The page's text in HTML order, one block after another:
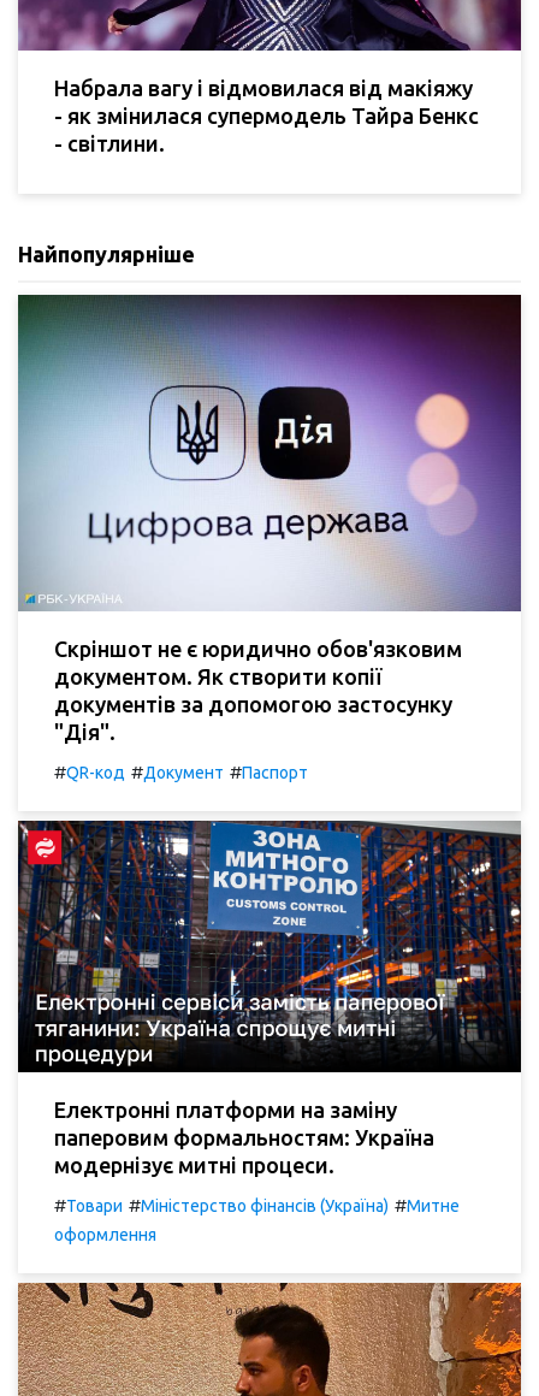
Набрала вагу і відмовилася від макіяжу
- як змінилася супермодель Тайра Бенкс
- світлини.
Найпопулярніше
Скріншот не є юридично обов'язковим
документом. Як створити копії
документів за допомогою застосунку
"Дія".
#QR-код #Документ #Паспорт
Електронні платформи на заміну
паперовим формальностям: Україна
модернізує митні процеси.
#Товари #Міністерство фінансів (Україна) #Митне
оформлення